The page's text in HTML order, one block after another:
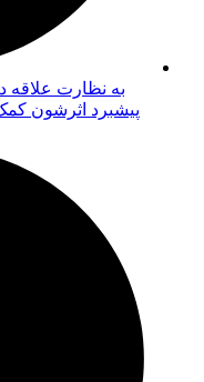
به نظارت علاقه
پیشبرد اثرشون